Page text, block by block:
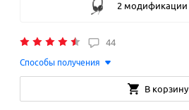
2 модификации
44
Способы получения
В корзину